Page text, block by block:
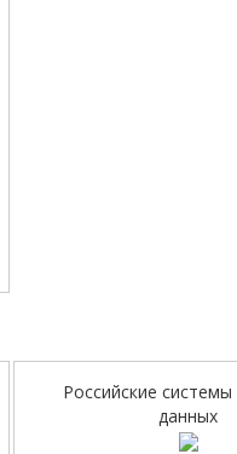
Российские системы
данных